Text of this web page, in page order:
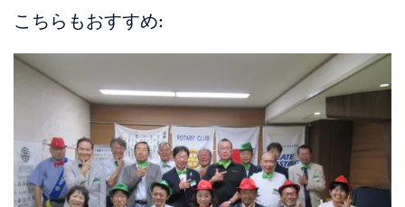
こちらもおすすめ: